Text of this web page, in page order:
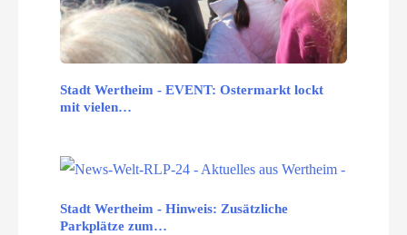
Stadt Wertheim - EVENT: Ostermarkt lockt
mit vielen…
Stadt Wertheim - Hinweis: Zusätzliche
Parkplätze zum…